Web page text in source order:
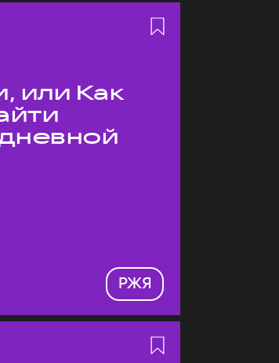
или Как
РЖЯ